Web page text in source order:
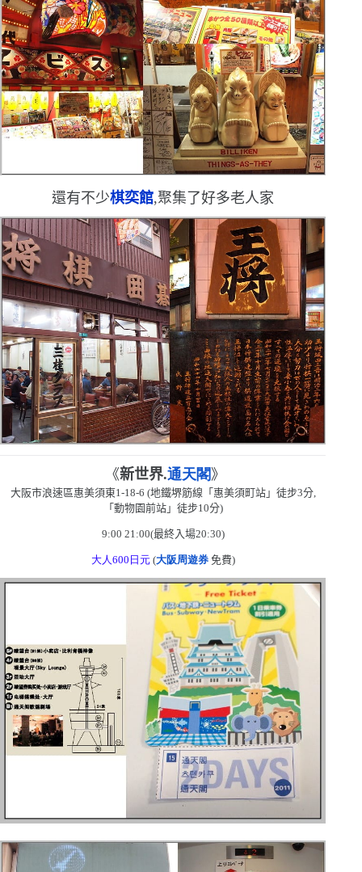
還有不少棋奕館,聚集了好多老人家
《新世界.通天閣》
大阪市浪速區惠美須東1-18-6 (地鐵堺筋線「惠美須町站」徒步3分,
「動物園前站」徒步10分)
9:00 21:00(最終入場20:30)
大人600 日元 (大阪周遊券 免費)